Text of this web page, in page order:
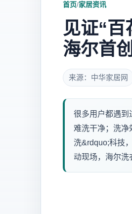
首页/家居资讯
见证“百
海尔首
来源：中华家居网
很多用户都遇到
难洗干净；洗
洗&rdquo;科技
动现场，海尔洗